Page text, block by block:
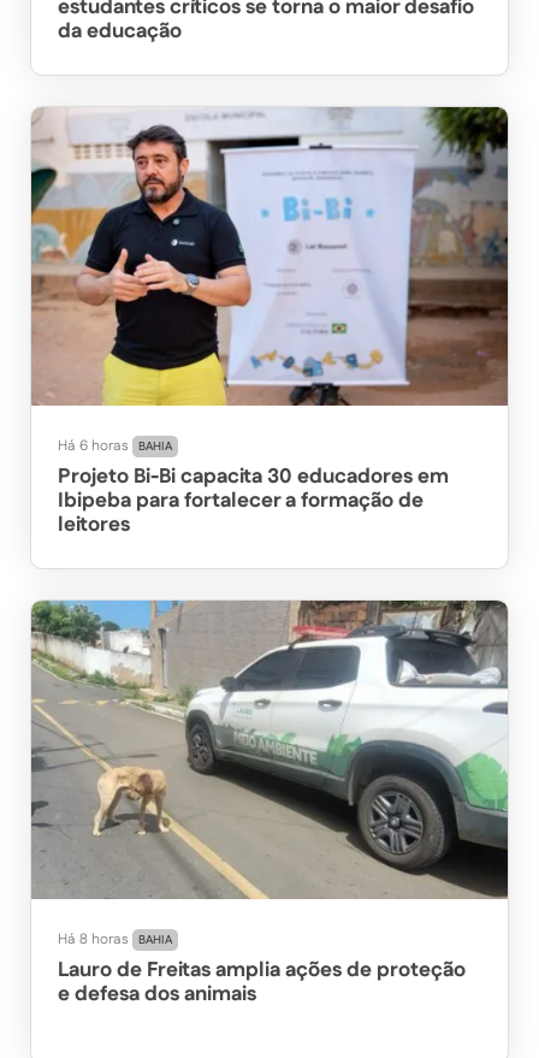
estudantes críticos se torna o maior desafio
da educação
Há 6 horas BAHIA
Projeto Bi-Bi capacita 30 educadores em
Ibipeba para fortalecer a formação de
leitores
Há 8 horas BAHIA
Lauro de Freitas amplia ações de proteção
e defesa dos animais